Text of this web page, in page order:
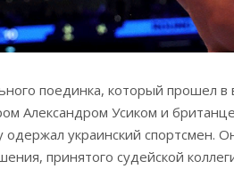
поединка, который прошел
Александром Усиком и
украинский спортсмен.
принятого судейской